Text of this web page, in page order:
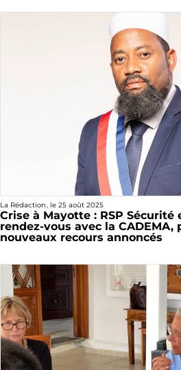
La Rédaction, le 25 août 2025
Crise à Mayotte : RSP Sécurité
rendez-vous avec la
nouveaux recours annoncés